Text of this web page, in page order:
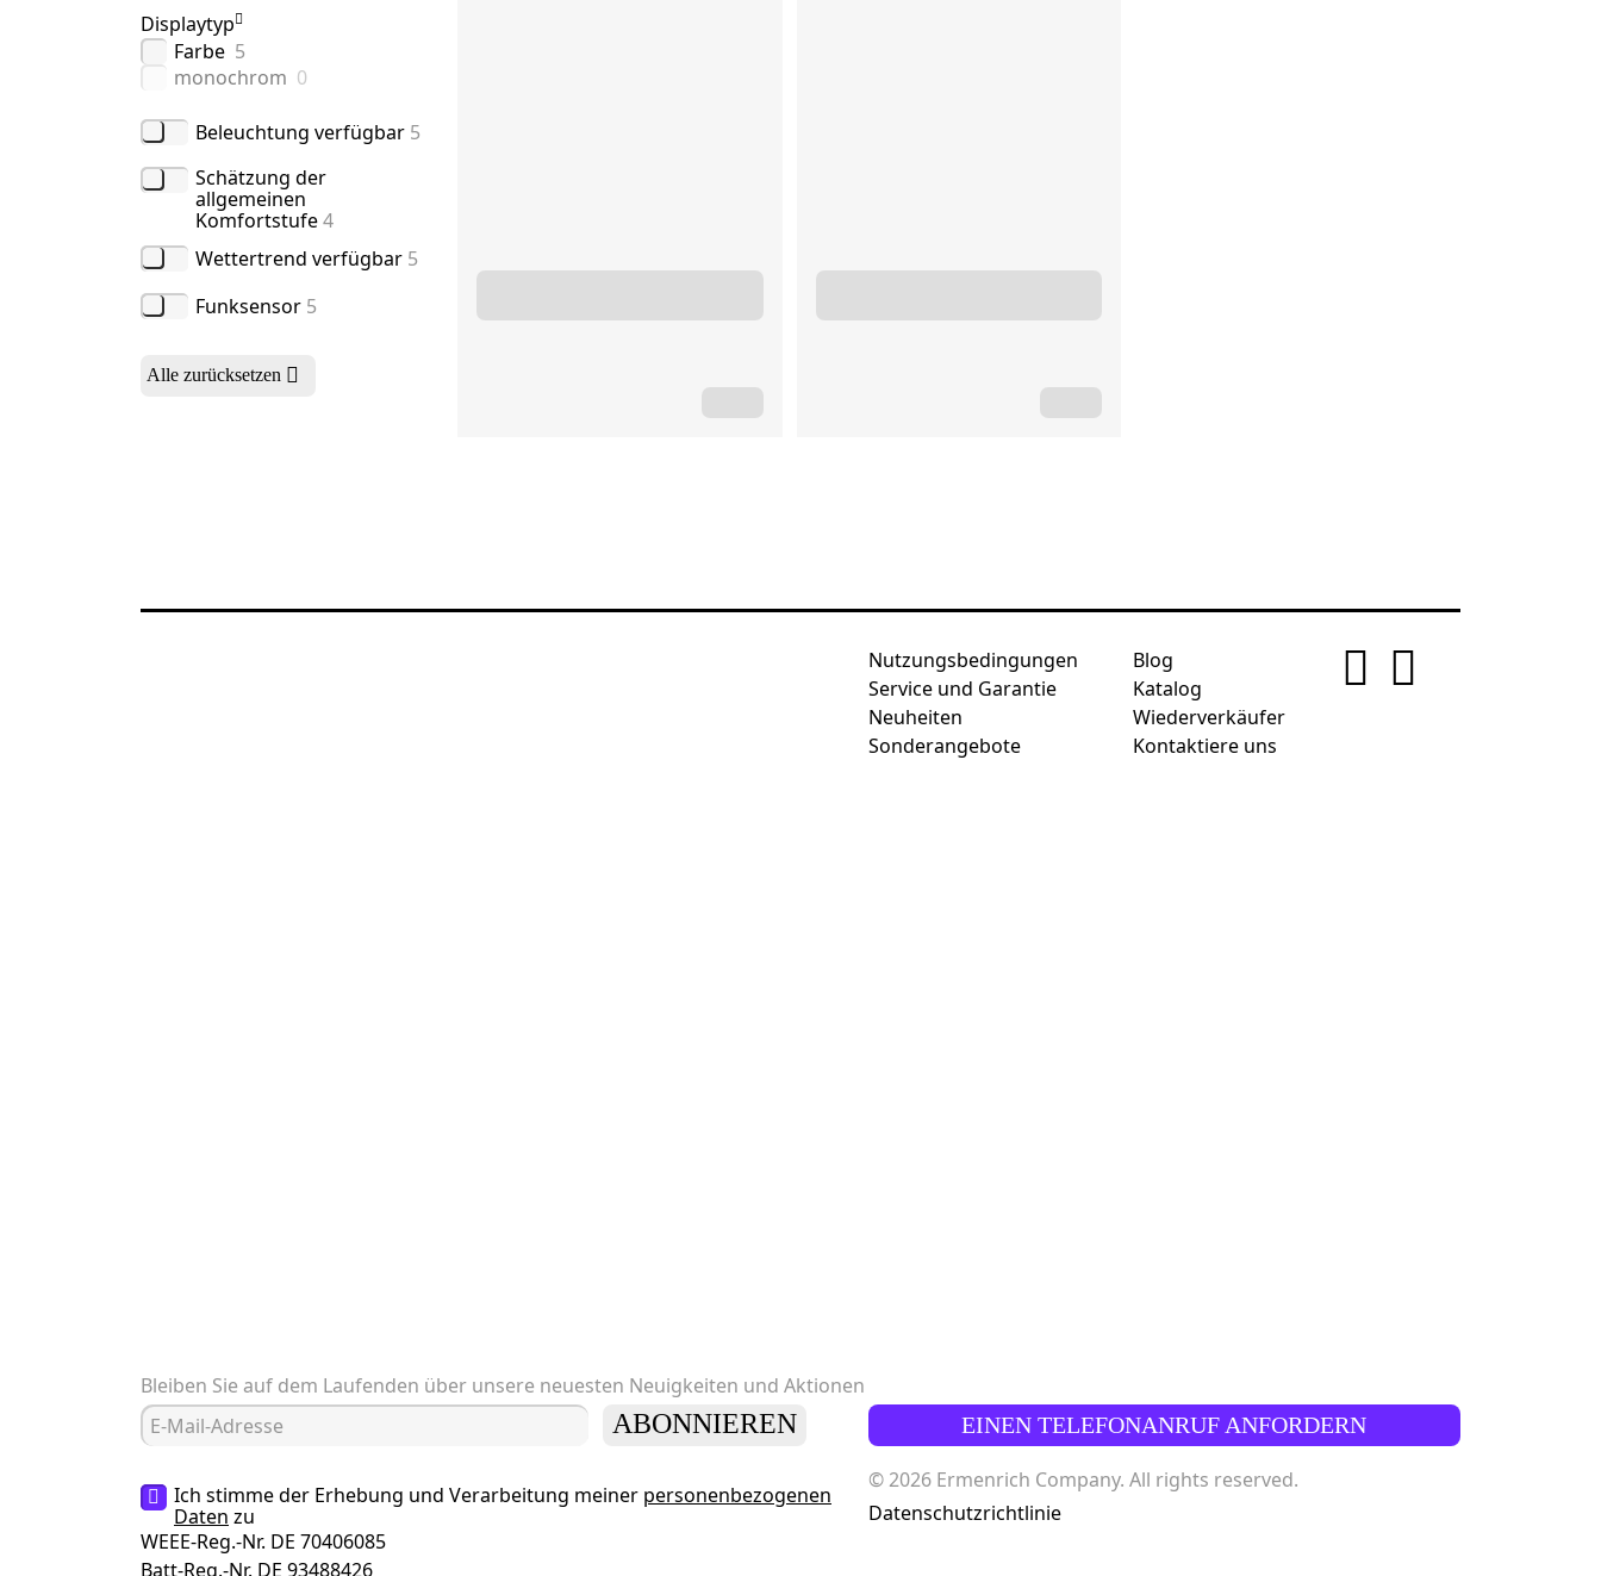
Displaytyp
Farbe 5
monochrom 0
Beleuchtung verfügbar 5
Schätzung der
allgemeinen
Komfortstufe4
Wettertrend verfügbar 5
Funksensor 5
Alle zurücksetzen
Nutzungsbedingungen
Service und Garantie
Neuheiten
Sonderangebote
Blog
Katalog
Wiederverkäufer
Kontaktiere uns
Bleiben Sie auf dem Laufenden über unsere neuesten Neuigkeiten und Aktionen
Ich stimme der Erhebung und Verarbeitung meiner personenbezogenen
Daten zu
ABONNIEREN EINEN TELEFONANRUF ANFORDERN
© 2026 Ermenrich Company. All rights reserved.
Datenschutzrichtlinie
WEEE-Reg.-Nr. DE 70406085
Batt-Reg.-Nr. DE 93488426